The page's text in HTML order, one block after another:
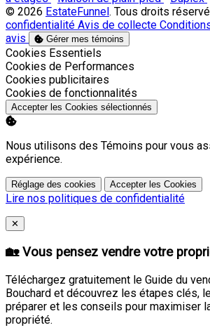
© 2026 EstateFunnel . Tous droits
confidentialité Avis de collecte
avis
Gérer mes témoins
Activer
Cookies Essentiels
Activer
Cookies de Performances
Activer
Cookies publicitaires
Activer
Cookies de fonctionnalités
Accepter les Cookies sélectionnés
Nous utilisons des Témoins pour vous
expérience.
Réglage des cookies Accepter les Cookies
Lire nos politiques de confidentialité
Close
✕
🏡 Vous pensez vendre votre
Téléchargez gratuitement le Guide du
Bouchard et découvrez les étapes clés,
préparer et les conseils pour maximiser
propriété.